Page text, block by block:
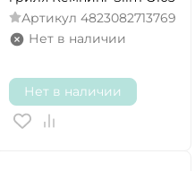
Артикул 4823082713769
Нет в наличии
Нет в наличии